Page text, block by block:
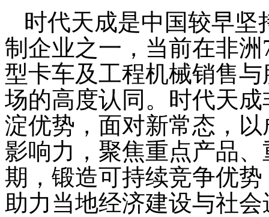
时代天成是中国较早坚
制企业之一，当前在非
型卡车及工程机械销售
场的高度认同。时代天
淀优势，面对新常态，
影响力，聚焦重点产品
期，锻造可持续竞争优
助力当地经济建设与社会